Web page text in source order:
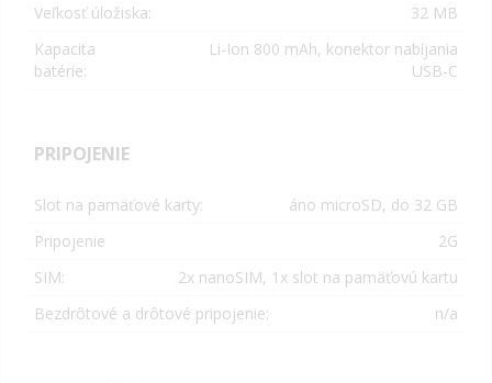
Veľkosť úložiska:
32 MB
Kapacita
batérie:
Li-Ion 800 mAh, konektor nabíjania
USB-C
PRIPOJENIE
Slot na pamäťové karty:
áno microSD, do 32 GB
Pripojenie
2G
SIM:
2x nanoSIM, 1x slot na pamäťovú kartu
Bezdrôtové a drôtové pripojenie:
n/a